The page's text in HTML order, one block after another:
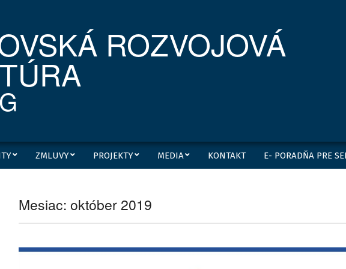
ROZVOJOVÁ
ZMLUVY PROJEKTY MEDIA KONTAKT E- PORADŇA PRE
Mesiac: október 2019